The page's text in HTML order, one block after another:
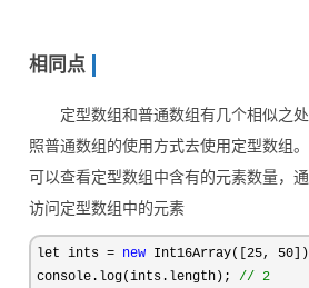
相同点
定型数组和普通数组有几个相似之处
照普通数组的使用方式去使用定型数组
可以查看定型数组中含有的元素数量，
访问定型数组中的元素
let ints = new Int16Array([25, 50
console.log(ints.length); // 2